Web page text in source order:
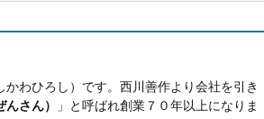
わひろし）です。西川善作より会社を引き
さん）
」と呼ばれ創業７０年以上になりま